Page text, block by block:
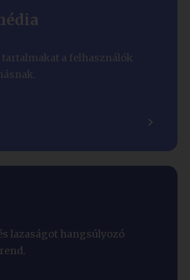
tartalmakat a felhasználók
lazaságot hangsúlyozó